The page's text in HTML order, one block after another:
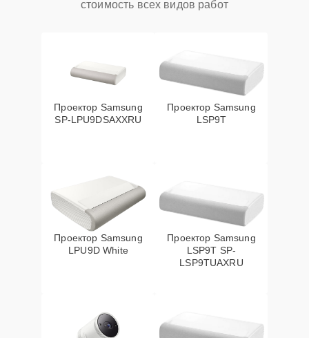
стоимость всех видов работ
Проектор Samsung
SP-LPU9DSAXXRU
Проектор Samsung
LSP9T
Проектор Samsung
LPU9D White
Проектор Samsung
LSP9T SP-
LSP9TUAXRU